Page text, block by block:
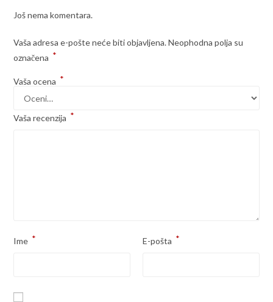
Još nema komentara.
Vaša adresa e-pošte neće biti objavljena. Neophodna polja su
označena *
Vaša ocena *
Vaša recenzija *
Ime * E-pošta *